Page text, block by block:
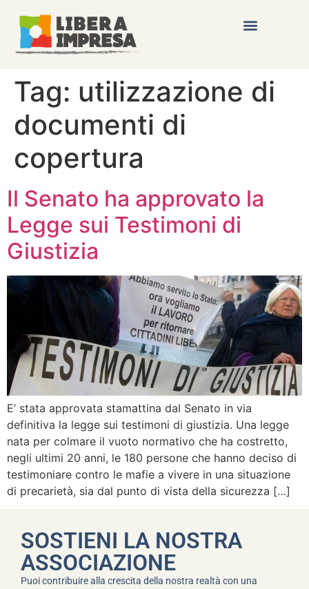
Tag: utilizzazione di
documenti di
copertura
Il Senato ha approvato la
Legge sui Testimoni di
Giustizia
E’ stata approvata stamattina dal Senato in via
definitiva la legge sui testimoni di giustizia. Una legge
nata per colmare il vuoto normativo che ha costretto,
negli ultimi 20 anni, le 180 persone che hanno deciso di
testimoniare contro le mafie a vivere in una situazione
di precarietà, sia dal punto di vista della sicurezza […]
SOSTIENI LA NOSTRA
ASSOCIAZIONE
Puoi contribuire alla crescita della nostra realtà con una